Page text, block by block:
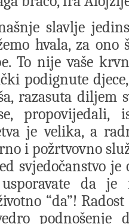
slavlje
hvala, za ono
To nije vaše
podignute
razasuta diljem
propovijedali,
je velika, a
i požrtvovno
svjedočanstvo
da je
“da”!
podnošenje